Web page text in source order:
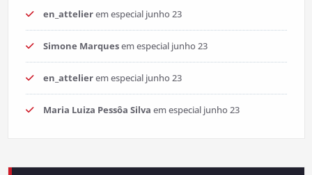
en_attelieremespecial junho 23
Simone Marquesemespecial junho 23
en_attelieremespecial junho 23
Maria Luiza Pessôa Silva emespecial junho 23